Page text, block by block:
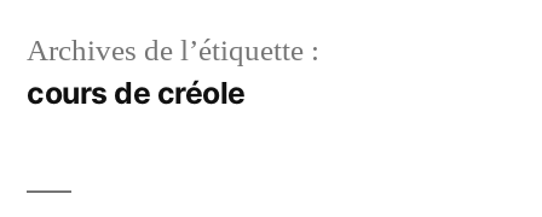
don
Archives de l’étiquette :
cours de créole